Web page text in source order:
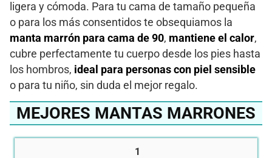
ligera y cómoda. Para tu cama de tamaño pequeña
o para los más consentidos te obsequiamos la
manta marrón para cama de 90, mantiene el calor,
cubre perfectamente tu cuerpo desde los pies hasta
los hombros, ideal para personas con piel sensible
o para tu niño, sin duda el mejor regalo.
MEJORES MANTAS MARRONES
1